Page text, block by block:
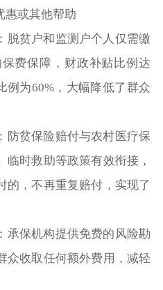
惠或其他帮助
脱贫户和监测户个人仅需缴
费保障，财政补贴比例达
例为60%，大幅降低了群众
防贫保险赔付与农村医疗保
临时救助等政策有效衔接，
的，不再重复赔付，实现了
承保机构提供免费的风险勘
众收取任何额外费用，减轻